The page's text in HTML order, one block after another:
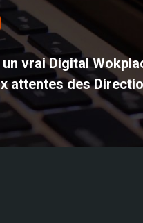
vrai Digital
attentes des